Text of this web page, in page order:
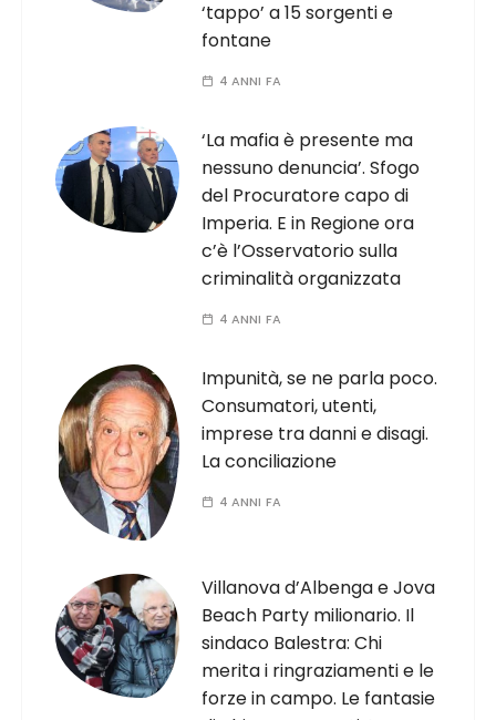
‘tappo’ a 15 sorgenti e
fontane
4 ANNI FA
‘La mafia è presente ma
nessuno denuncia’. Sfogo
del Procuratore capo di
Imperia. E in Regione ora
c’è l’Osservatorio sulla
criminalità organizzata
4 ANNI FA
Impunità, se ne parla poco.
Consumatori, utenti,
imprese tra danni e disagi.
La conciliazione
4 ANNI FA
Villanova d’Albenga e Jova
Beach Party milionario. Il
sindaco Balestra: Chi
merita i ringraziamenti e le
forze in campo. Le fantasie